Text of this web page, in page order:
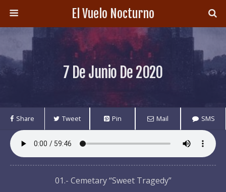
El Vuelo Nocturno
7 De Junio De 2020
Share Tweet Pin Mail SMS
01.- Cemetary “Sweet Tragedy”